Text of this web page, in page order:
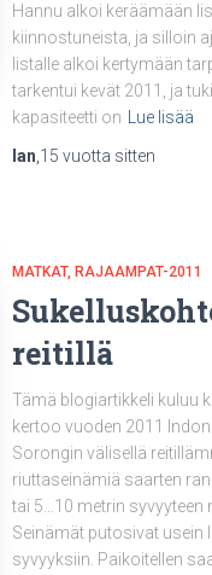
Hannu alkoi keräämään
kiinnostuneista, ja silloin
listalle alkoi kertymään
tarkentui kevät 2011, ja
kapasiteetti on
Lue lisää
Ian 15 vuotta sitten
MATKAT RAJAAMPAT-2011
reitillä
Tämä blogiartikkeli kuluu
kertoo vuoden 2011
Sorongin välisellä
riuttaseinämiä saarten
tai 5…10 metrin syvyyteen
Seinämät putosivat usein
syvyyksiin. Paikoitellen